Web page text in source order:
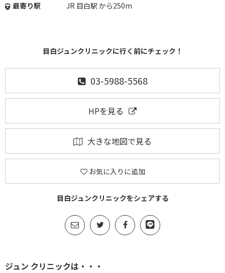
最寄り駅
JR 目白駅 から250m
目白ジュンクリニックに行く前にチェック！
03-5988-5568
HPを見る
大きな地図で見る
お気に入りに追加
目白ジュンクリニックをシェアする
ジュン クリニックは・・・